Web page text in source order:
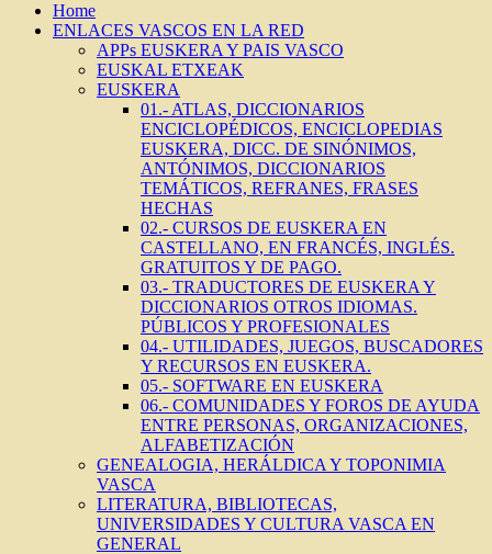
Home
ENLACES VASCOS EN LA RED
APPs EUSKERA Y PAIS VASCO
EUSKAL ETXEAK
EUSKERA
01.- ATLAS, DICCIONARIOS
ENCICLOPÉDICOS, ENCICLOPEDIAS
EUSKERA, DICC. DE SINÓNIMOS,
ANTÓNIMOS, DICCIONARIOS
TEMÁTICOS, REFRANES, FRASES
HECHAS
02.- CURSOS DE EUSKERA EN
CASTELLANO, EN FRANCÉS, INGLÉS.
GRATUITOS Y DE PAGO.
03.- TRADUCTORES DE EUSKERA Y
DICCIONARIOS OTROS IDIOMAS.
PÚBLICOS Y PROFESIONALES
04.- UTILIDADES, JUEGOS, BUSCADORES
Y RECURSOS EN EUSKERA.
05.- SOFTWARE EN EUSKERA
06.- COMUNIDADES Y FOROS DE AYUDA
ENTRE PERSONAS, ORGANIZACIONES,
ALFABETIZACIÓN
GENEALOGIA, HERÁLDICA Y TOPONIMIA
VASCA
LITERATURA, BIBLIOTECAS,
UNIVERSIDADES Y CULTURA VASCA EN
GENERAL